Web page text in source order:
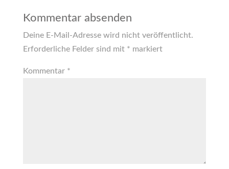
Kommentar absenden
Deine E-Mail-Adresse wird nicht veröffentlicht.
Erforderliche Felder sind mit * markiert
Kommentar *